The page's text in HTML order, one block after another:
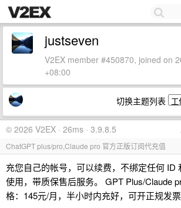
justseven
V2EX member #450870, joined on
+08:00
切换主题列表
© 2026 V2EX · 26ms · 3.9.8.5
ChatGPT plus/pro,Claude pro 官方正版订阅代充值
充您自己的帐号，可以续费，不绑定任何 ID
使用，带质保售后服务。 GPT Plus/Claude
格：145元/月，半小时内充好，可开正规发票